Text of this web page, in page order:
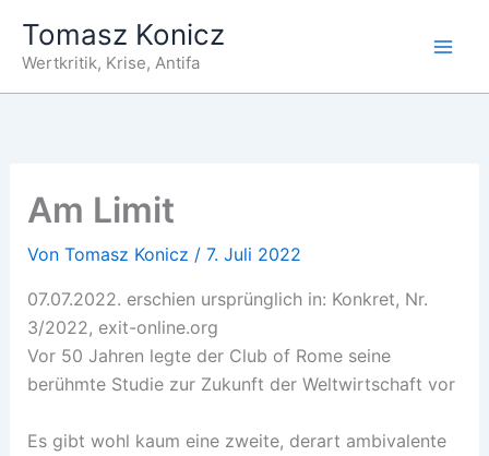
Inhalt
springen
Tomasz Konicz
Wertkritik, Krise, Antifa
Am Limit
Von Tomasz Konicz / 7. Juli 2022
07.07.2022. erschien ursprünglich in: Konkret, Nr.
3/2022, exit-online.org
Vor 50 Jahren legte der Club of Rome seine
berühmte Studie zur Zukunft der Weltwirtschaft vor
Es gibt wohl kaum eine zweite, derart ambivalente